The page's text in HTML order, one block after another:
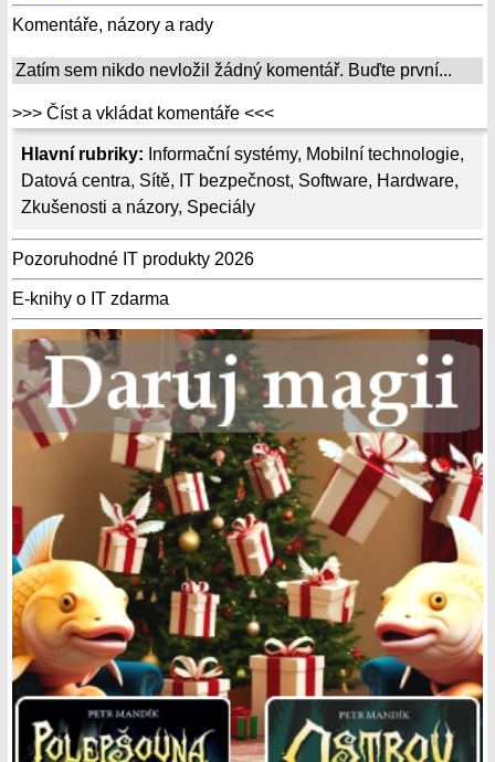
Hlavní rubriky: Informační systémy, Mobilní technologie,
Datová centra, Sítě, IT bezpečnost, Software, Hardware,
Zkušenosti a názory, Speciály
Pozoruhodné IT produkty 2026
E-knihy o IT zdarma
Komentáře, názory a rady
Zatím sem nikdo nevložil žádný komentář. Buďte první...
>>> Číst a vkládat komentáře <<<